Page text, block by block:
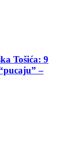
Tošića: 9
–